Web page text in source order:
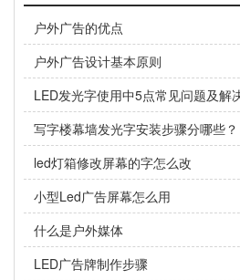
户外广告的优点
户外广告设计基本原则
LED发光字使用中5点常见问题及解
写字楼幕墙发光字安装步骤分哪些？
led灯箱修改屏幕的字怎么改
小型Led广告屏幕怎么用
什么是户外媒体
LED广告牌制作步骤